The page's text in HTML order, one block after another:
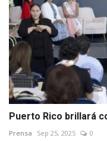
Puerto Rico brillará
Prensa Sep 25, 2025 0